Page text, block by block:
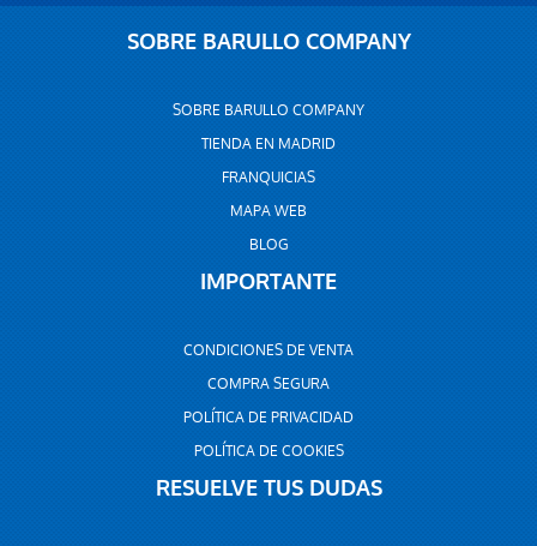
SOBRE BARULLO COMPANY
SOBRE BARULLO COMPANY
TIENDA EN MADRID
FRANQUICIAS
MAPA WEB
BLOG
IMPORTANTE
CONDICIONES DE VENTA
COMPRA SEGURA
POLÍTICA DE PRIVACIDAD
POLÍTICA DE COOKIES
RESUELVE TUS DUDAS